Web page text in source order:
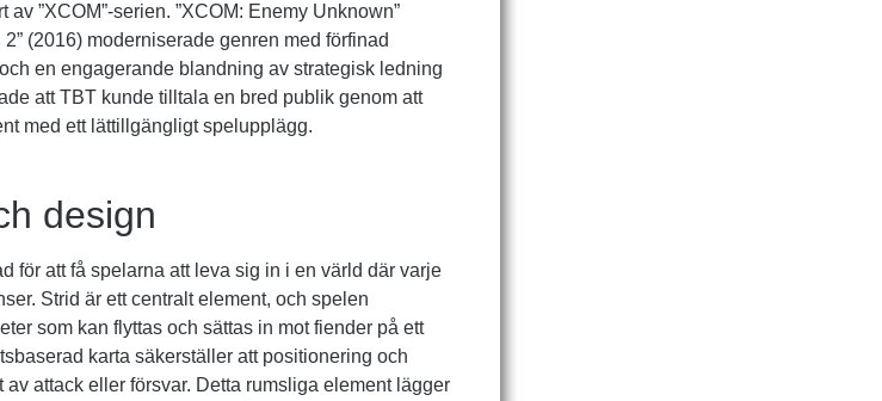
”XCOM”-serien. ”XCOM: Enemy Unknown”
(2016) moderniserade genren med förfinad
en engagerande blandning av strategisk ledning
att TBT kunde tilltala en bred publik genom att
med ett lättillgängligt spelupplägg.
design
för att få spelarna att leva sig in i en värld där varje
Strid är ett centralt element, och spelen
som kan flyttas och sättas in mot fiender på ett
karta säkerställer att positionering och
attack eller försvar. Detta rumsliga element lägger